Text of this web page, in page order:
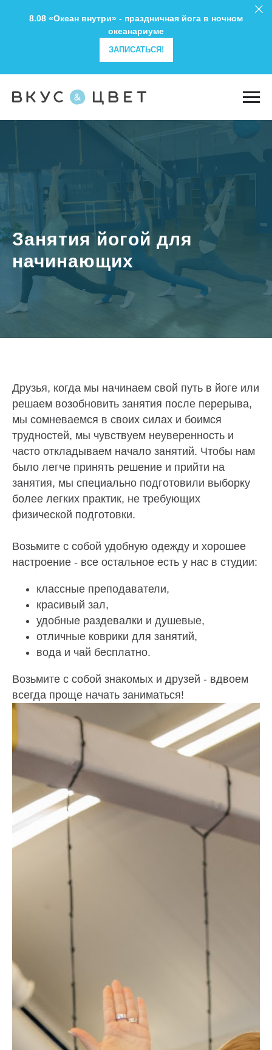
8.08 «Океан внутри» - праздничная йога в ночном
океанариуме
ЗАПИСАТЬСЯ!
Занятия йогой для
начинающих
Друзья, когда мы начинаем свой путь в йоге или
решаем возобновить занятия после перерыва,
мы сомневаемся в своих силах и боимся
трудностей, мы чувствуем неуверенность и
часто откладываем начало занятий. Чтобы нам
было легче принять решение и прийти на
занятия, мы специально подготовили выборку
более легких практик, не требующих
физической подготовки.
Возьмите с собой удобную одежду и хорошее
настроение - все остальное есть у нас в студии:
классные преподаватели,
красивый зал,
удобные раздевалки и душевые,
отличные коврики для занятий,
вода и чай бесплатно.
Возьмите с собой знакомых и друзей - вдвоем
всегда проще начать заниматься!